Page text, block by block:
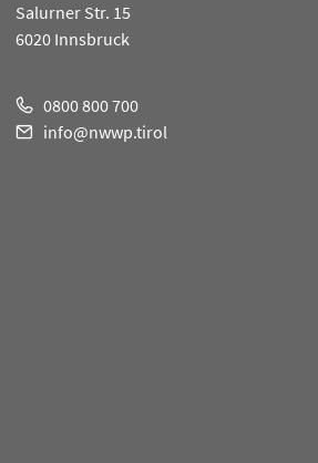
Salurner Str. 15
6020 Innsbruck
0800 800 700
info@nwwp.tirol